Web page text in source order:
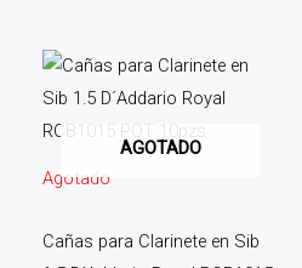
AGOTADO
Agotado
Cañas para Clarinete en Sib